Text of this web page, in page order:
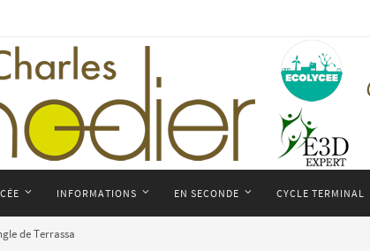
INFORMATIONS EN SECONDE CYCLE TERMINAL
de Terrassa